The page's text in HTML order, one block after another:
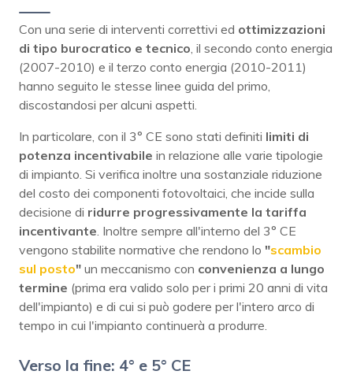
Con una serie di interventi correttivi ed ottimizzazioni
di tipo burocratico e tecnico, il secondo conto energia
(2007-2010) e il terzo conto energia (2010-2011)
hanno seguito le stesse linee guida del primo,
discostandosi per alcuni aspetti.
In particolare, con il 3° CE sono stati definiti limiti di
potenza incentivabile in relazione alle varie tipologie
di impianto. Si verifica inoltre una sostanziale riduzione
del costo dei componenti fotovoltaici, che incide sulla
decisione di ridurre progressivamente la tariffa
incentivante. Inoltre sempre all'interno del 3° CE
vengono stabilite normative che rendono lo "scambio
sul posto" un meccanismo con convenienza a lungo
termine (prima era valido solo per i primi 20 anni di vita
dell'impianto) e di cui si può godere per l'intero arco di
tempo in cui l'impianto continuerà a produrre.
Verso la fine: 4° e 5° CE